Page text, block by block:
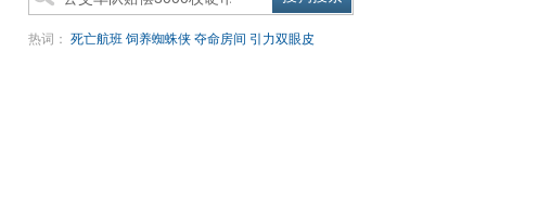
热词： 死亡航班 饲养蜘蛛侠 夺命房间 引力双眼皮